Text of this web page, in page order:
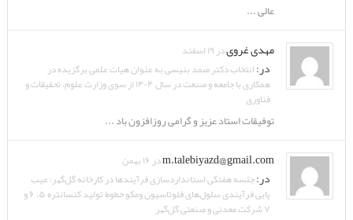
عالی ...
مهدی غرویدر ۱۹ اسفند
در:انتخاب دکتر صمد بنیسی به عنوان هیات علمی برگزیده در
همکاری با جامعه و صنعت در سال ۱۴۰۴ از سوی وزارت علوم، تحقیقات و
فناوری
توفیقات استاد عزیز و گرامی روزافزون باد ...
m.talebiyazd@gmail.comدر ۱۶ بهمن
در:جلسه هفتگی استانداردسازی فرآیندها در کارخانه گل‌گهر: عیب
یابی فرآیندی سلول‌های فلوتاسیون ومکو خطوط تولید کنسانتره ۵، ۶ و
۷ شرکت معدنی و صنعتی گل‌گهر